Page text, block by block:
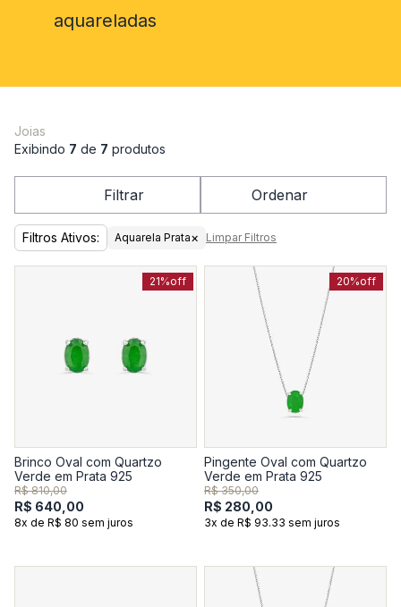
aquareladas
Joias
Exibindo 7 de 7 produtos
Filtrar Ordenar
Filtros Ativos: Aquarela Prata× Limpar Filtros
21%off
Brinco Oval com Quartzo
Verde em Prata 925
R$ 810,00
R$ 640,00
8x de R$ 80 sem juros
20%off
Pingente Oval com Quartzo
Verde em Prata 925
R$ 350,00
R$ 280,00
3x de R$ 93.33 sem juros